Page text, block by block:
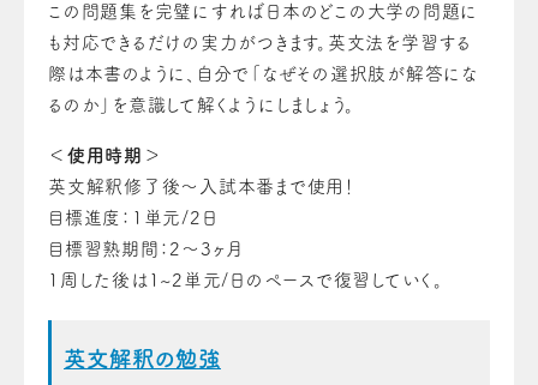
この問題集を完璧にすれば日本のどこの大学の問題に
も対応できるだけの実力がつきます。 英文法を学習する
際は本書のように、自分で「なぜその選択肢が解答にな
るのか」を意識して解くようにしましょう。
＜使用時期＞
英文解釈修了後～入試本番まで使用！
目標進度：1単元/2日
目標習熟期間：2～3ヶ月
1周した後は1~2単元/日のペースで復習していく。
英文解釈の勉強